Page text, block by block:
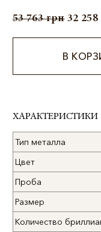
53 763грн 32 258
В
ХАРАКТЕРИСТИКИ
Тип металла
Цвет
Проба
Размер
Количество